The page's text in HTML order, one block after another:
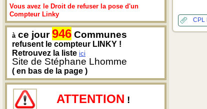
Vous avez le Droit de refuser la pose d'un
Compteur Linky
à ce jour946 Communes
refusent le compteur LINKY !
Retrouvez la liste ici
Site de Stéphane Lhomme
( en bas de la page )
ATTENTION !
CPL